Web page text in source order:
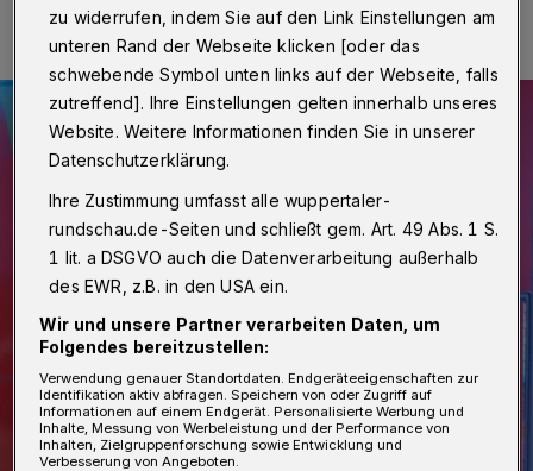
zu widerrufen, indem Sie auf den Link Einstellungen am
unteren Rand der Webseite klicken [oder das
schwebende Symbol unten links auf der Webseite, falls
zutreffend]. Ihre Einstellungen gelten innerhalb unseres
Website. Weitere Informationen finden Sie in unserer
Datenschutzerklärung.
Ihre Zustimmung umfasst alle wuppertaler-
rundschau.de-Seiten und schließt gem. Art. 49 Abs. 1 S.
1 lit. a DSGVO auch die Datenverarbeitung außerhalb
des EWR, z.B. in den USA ein.
Wir und unsere Partner verarbeiten Daten, um
Folgendes bereitzustellen:
Verwendung genauer Standortdaten. Endgeräteeigenschaften zur
Identifikation aktiv abfragen. Speichern von oder Zugriff auf
Informationen auf einem Endgerät. Personalisierte Werbung und
Inhalte, Messung von Werbeleistung und der Performance von
Inhalten, Zielgruppenforschung sowie Entwicklung und
Verbesserung von Angeboten.